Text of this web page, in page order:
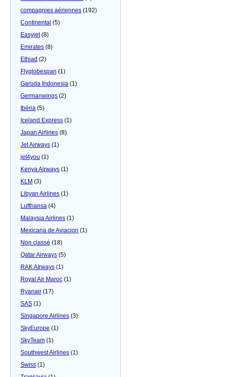
compagnies aériennes (192)
Continental (5)
Easyjet(8)
Emirates (8)
Ethiad (2)
Flyglobespan (1)
Garuda Indonesia (1)
Germanwings (2)
Ibéria (5)
Iceland Express (1)
Japan Airlines (8)
Jet Airways (1)
jet4you (1)
Kenya Airways (1)
KLM (3)
Libyan Airlines (1)
Lufthansa (4)
Malaysia Airlines (1)
Mexicana de Aviacion (1)
Non classé (18)
Qatar Airways (5)
RAK AIrways (1)
Royal Air Maroc (1)
Ryanair (17)
SAS (1)
Singapore Airlines (3)
SkyEurope (1)
SkyTeam (1)
Southwest Airlines (1)
Swiss (1)